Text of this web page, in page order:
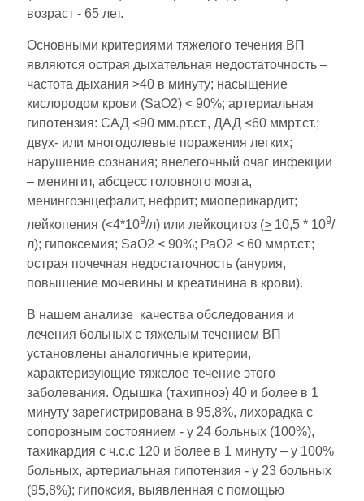
возраст - 65 лет.
Основными критериями тяжелого течения ВП
являются острая дыхательная недостаточность –
частота дыхания >40 в минуту; насыщение
кислородом крови (SaO2) < 90%; артериальная
гипотензия: САД ≤90 мм.рт.ст., ДАД ≤60 ммрт.ст.;
двух- или многодолевые поражения легких;
нарушение сознания; внелегочный очаг инфекции
– менингит, абсцесс головного мозга,
менингоэнцефалит, нефрит; миоперикардит;
лейкопения (<4*109/л) или лейкоцитоз (> 10,5 * 109/
л); гипоксемия; SaO2 < 90%; РаО2 < 60 ммрт.ст.;
острая почечная недостаточность (анурия,
повышение мочевины и креатинина в крови).
В нашем анализе качества обследования и
лечения больных с тяжелым течением ВП
установлены аналогичные критерии,
характеризующие тяжелое течение этого
заболевания. Одышка (тахипноэ) 40 и более в 1
минуту зарегистрирована в 95,8%, лихорадка с
сопорозным состоянием - у 24 больных (100%),
тахикардия с ч.с.с 120 и более в 1 минуту – у 100%
больных, артериальная гипотензия - у 23 больных
(95,8%); гипоксия, выявленная с помощью